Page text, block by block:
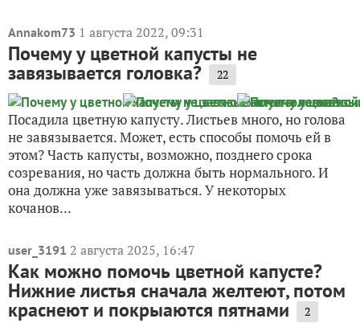
Annakom73 1 августа 2022, 09:31
Почему у цветной капусты не
завязывается головка? 22
Посадила цветную капусту. Листьев много, но голова
не завязывается. Может, есть способы помочь ей в
этом? Часть капусты, возможно, позднего срока
созревания, но часть должна быть нормального. И
она должна уже завязываться. У некоторых
кочанов...
user_3191 2 августа 2025, 16:47
Как можно помочь цветной капусте?
Нижние листья сначала желтеют, потом
краснеют и покрыаются пятнами 2